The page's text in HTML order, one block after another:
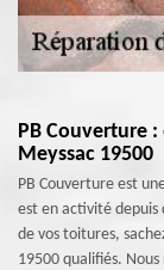
PB Couverture
Meyssac 19500
PB Couverture est
est en activité depuis
de vos toitures,
19500 qualifiés.